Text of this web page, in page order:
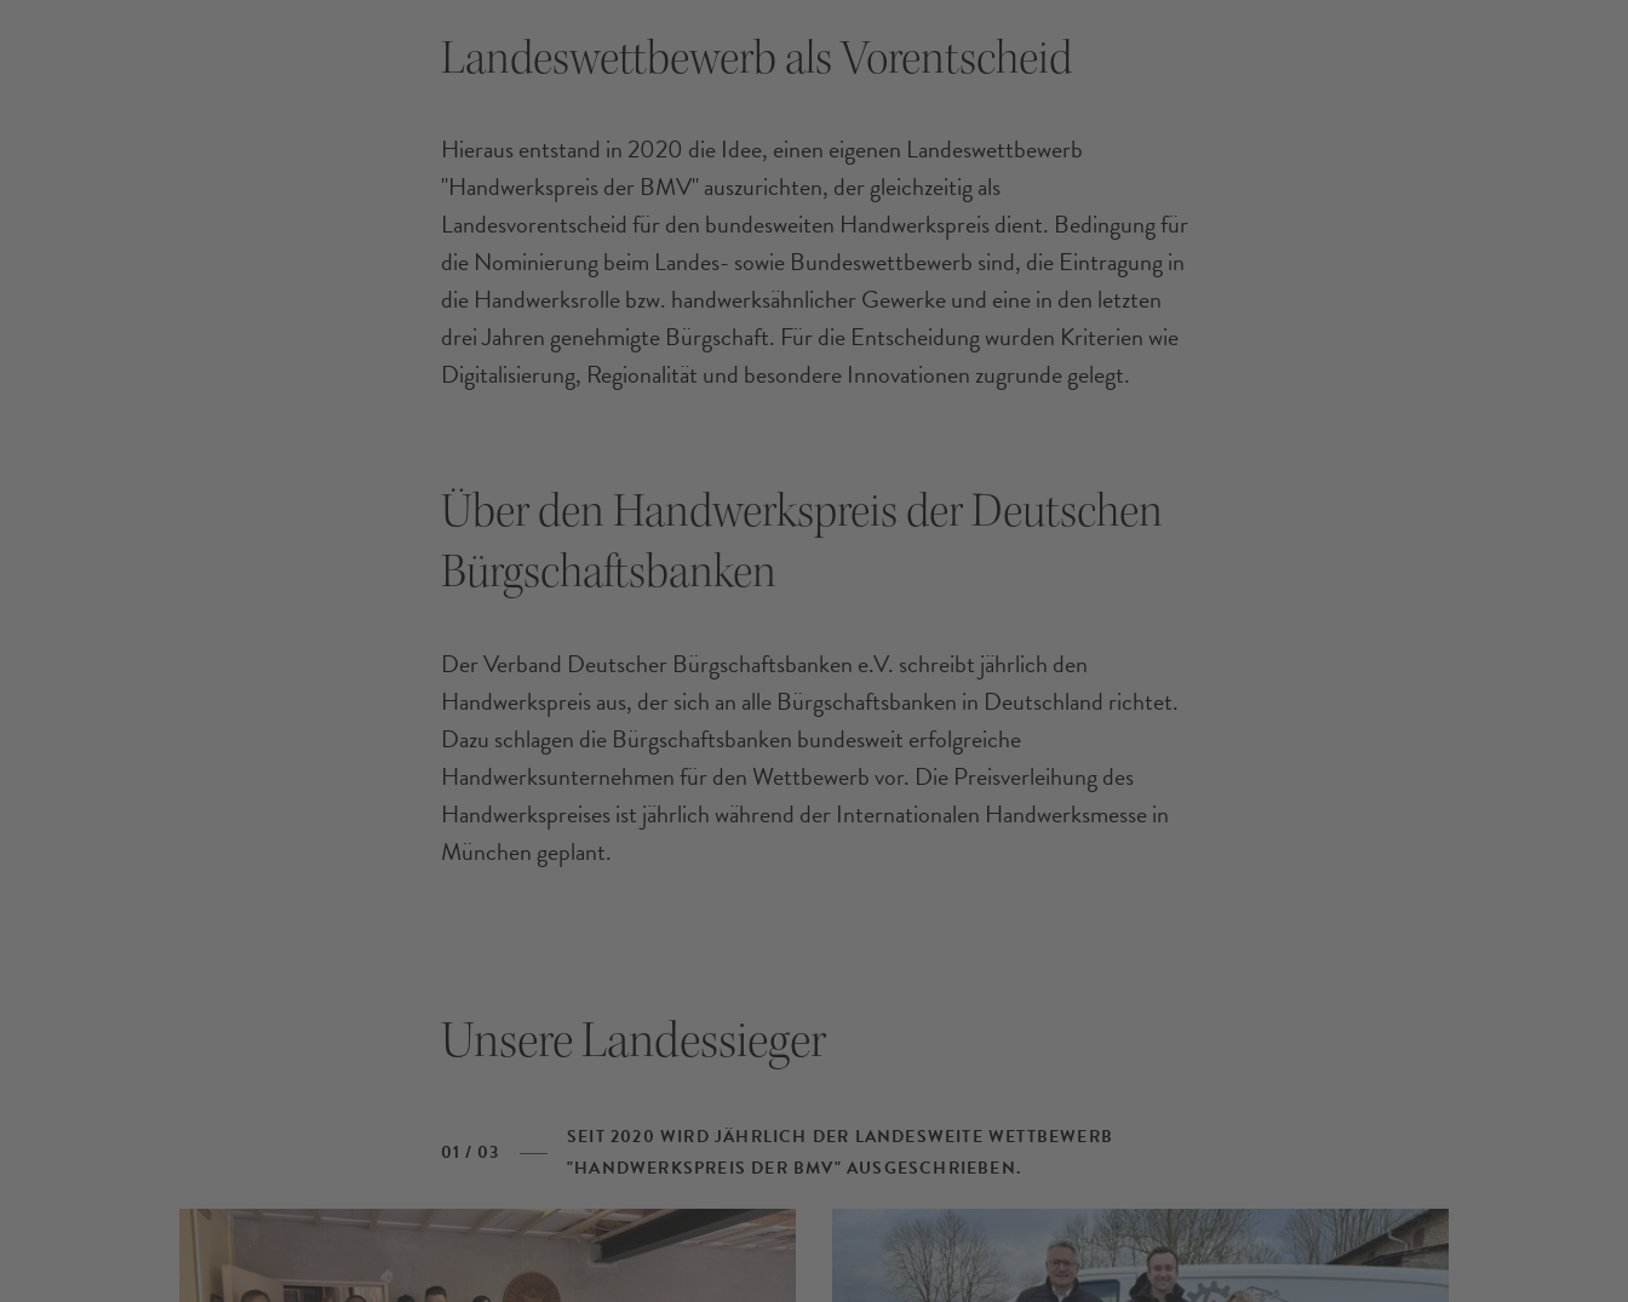
Landeswettbewerb als Vorentscheid
Hieraus entstand in 2020 die Idee, einen eigenen Landeswettbewerb
"Handwerkspreis der BMV" auszurichten, der gleichzeitig als
Landesvorentscheid für den bundesweiten Handwerkspreis dient. Bedingung für
die Nominierung beim Landes- sowie Bundeswettbewerb sind, die Eintragung in
die Handwerksrolle bzw. handwerksähnlicher Gewerke und eine in den letzten
drei Jahren genehmigte Bürgschaft. Für die Entscheidung wurden Kriterien wie
Digitalisierung, Regionalität und besondere Innovationen zugrunde gelegt.
Über den Handwerkspreis der Deutschen
Bürgschaftsbanken
Der Verband Deutscher Bürgschaftsbanken e.V. schreibt jährlich den
Handwerkspreis aus, der sich an alle Bürgschaftsbanken in Deutschland richtet.
Dazu schlagen die Bürgschaftsbanken bundesweit erfolgreiche
Handwerksunternehmen für den Wettbewerb vor. Die Preisverleihung des
Handwerkspreises ist jährlich während der Internationalen Handwerksmesse in
München geplant.
Unsere Landessieger
01 / 03
SEIT 2020 WIRD JÄHRLICH DER LANDESWEITE WETTBEWERB
"HANDWERKSPREIS DER BMV" AUSGESCHRIEBEN.